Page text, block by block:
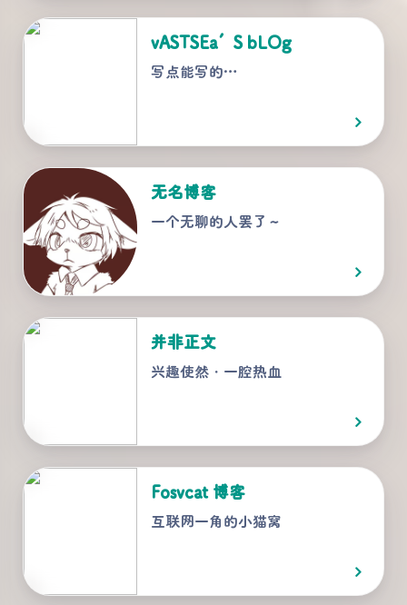
vASTSEa’S bLOg
写点能写的…
无名博客
一个无聊的人罢了～
并非正文
兴趣使然・一腔热血
Fosvcat 博客
互联网一角的小猫窝